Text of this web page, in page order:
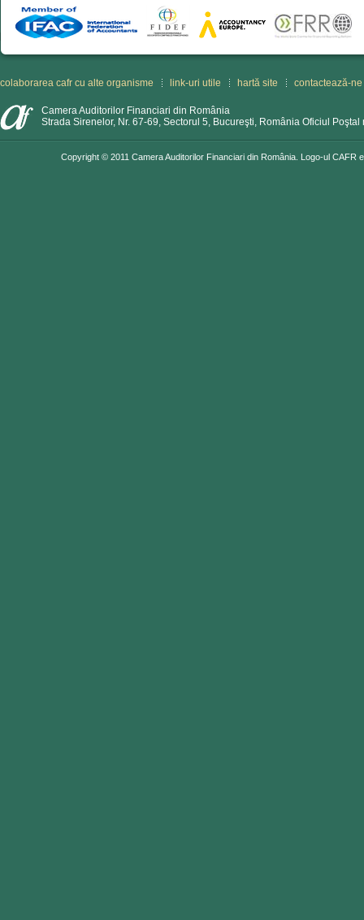
colaborarea cafr cu alte organisme link-uri utile hartă site contactează-ne
Camera Auditorilor Financiari din România
Strada Sirenelor, Nr. 67-69, Sectorul 5, Bucureşti, România Oficiul Poştal
Copyright © 2011 Camera Auditorilor Financiari din România. Logo-ul